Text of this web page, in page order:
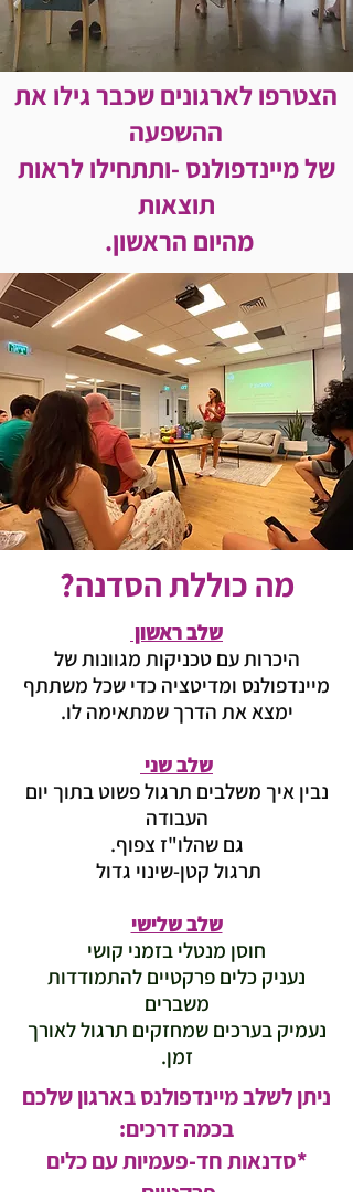
הצטרפו לארגונים שכבר גילו את
ההשפעה
של מיינדפולנס -ותתחילו לראות
תוצאות
מהיום הראשון.
מה כוללת הסדנה?
שלב ראשון
היכרות עם טכניקות מגוונות של
מיינדפולנס ומדיטציה כדי שכל משתתף
ימצא את הדרך שמתאימה לו.
שלב שני
נבין איך משלבים תרגול פשוט בתוך יום
העבודה
גם שהלו"ז צפוף.
תרגול קטן-שינוי גדול
שלב שלישי
חוסן מנטלי בזמני קושי
נעניק כלים פרקטיים להתמודדות
משברים
נעמיק בערכים שמחזקים תרגול לאורך
זמן.
ניתן לשלב מיינדפולנס בארגון שלכם
בכמה דרכים:
*סדנאות חד-פעמיות עם כלים